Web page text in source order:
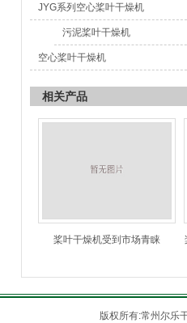
JYG系列空心桨叶干燥机
污泥桨叶干燥机
空心桨叶干燥机
相关产品
桨叶干燥机受到市场青睐
版权所有:常州尔乐